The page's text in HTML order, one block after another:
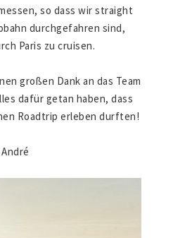
so dass wir straight
durchgefahren sind,
Paris zu cruisen.
großen Dank an das Team
dafür getan haben, dass
Roadtrip erleben durften!
André